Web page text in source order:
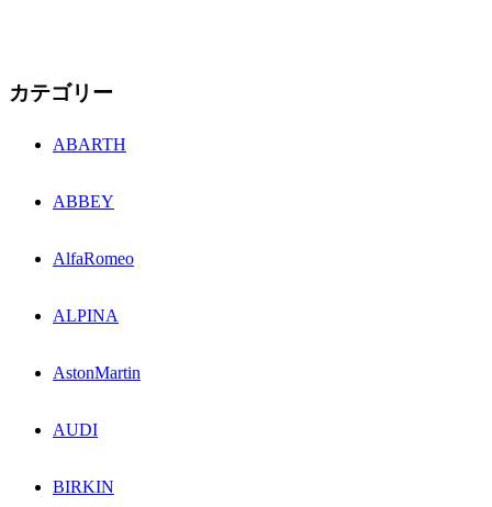
カテゴリー
ABARTH
ABBEY
AlfaRomeo
ALPINA
AstonMartin
AUDI
BIRKIN